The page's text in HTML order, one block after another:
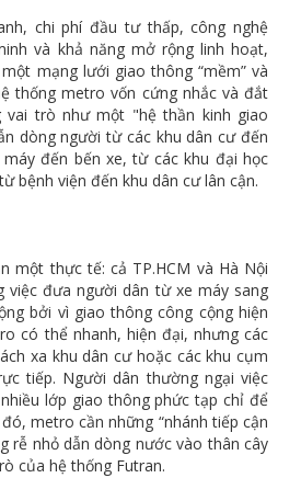
chi phí đầu tư thấp, công nghệ
và khả năng mở rộng linh hoạt,
mạng lưới giao thông “mềm” và
thống metro vốn cứng nhắc và đắt
vai trò như một "hệ thần kinh giao
dòng người từ các khu dân cư đến
đến bến xe, từ các khu đại học
bệnh viện đến khu dân cư lân cận.
một thực tế: cả TP.HCM và Hà Nội
việc đưa người dân từ xe máy sang
bởi vì giao thông công cộng hiện
có thể nhanh, hiện đại, nhưng các
xa khu dân cư hoặc các khu cụm
tiếp. Người dân thường ngại việc
lớp giao thông phức tạp chỉ để
metro cần những “nhánh tiếp cận
rễ nhỏ dẫn dòng nước vào thân cây
của hệ thống Futran.